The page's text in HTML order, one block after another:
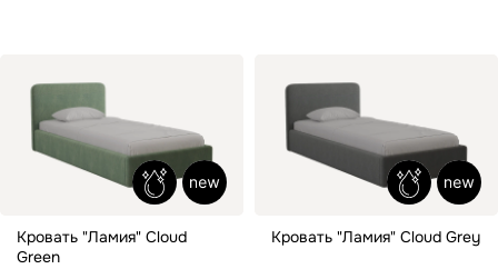
Кровать "Ламия" Cloud
Green
Кровать "Ламия" Cloud Grey